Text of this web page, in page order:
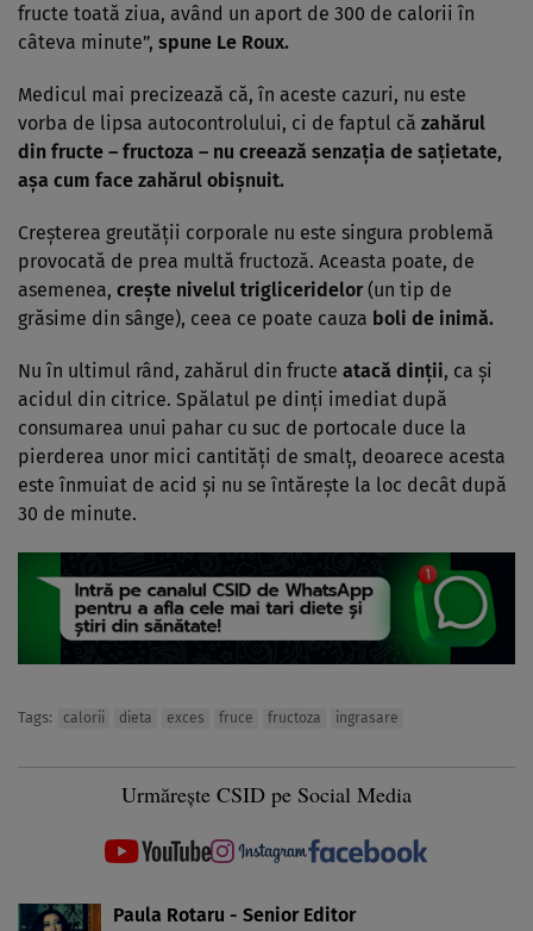
fructe toată ziua, având un aport de 300 de calorii în
câteva minute”, spune Le Roux.
Medicul mai precizează că, în aceste cazuri, nu este
vorba de lipsa autocontrolului, ci de faptul că zahărul
din fructe – fructoza – nu creează senzaţia de saţietate,
aşa cum face zahărul obişnuit.
Creşterea greutăţii corporale nu este singura problemă
provocată de prea multă fructoză. Aceasta poate, de
asemenea, creşte nivelul trigliceridelor(un tip de
grăsime din sânge), ceea ce poate cauza boli de inimă.
Nu în ultimul rând, zahărul din fructe atacă dinţii, ca şi
acidul din citrice. Spălatul pe dinţi imediat după
consumarea unui pahar cu suc de portocale duce la
pierderea unor mici cantităţi de smalţ, deoarece acesta
este înmuiat de acid şi nu se întăreşte la loc decât după
30 de minute.
Tags: calorii dieta exces fruce fructoza ingrasare
Urmărește CSID pe Social Media
Paula Rotaru - Senior Editor